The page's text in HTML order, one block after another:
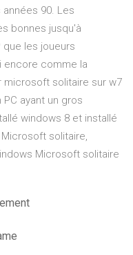
90. Les
bonnes jusqu'à
que les joueurs
encore comme la
microsoft solitaire sur w7
ayant un gros
windows 8 et installé
solitaire,
Microsoft solitaire